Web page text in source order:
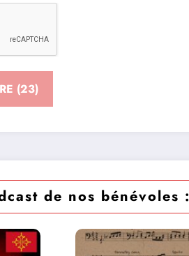
de nos bénévoles :